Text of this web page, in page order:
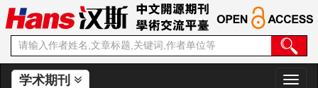
学术期刊
切